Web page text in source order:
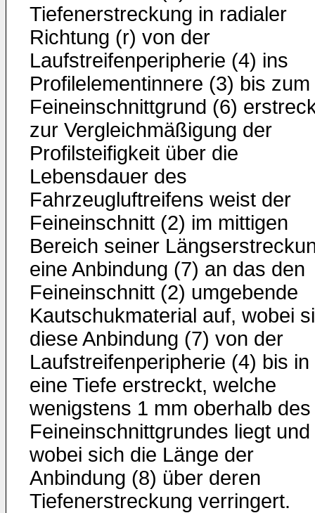
Tiefenerstreckung in radialer
Richtung (r) von der
Laufstreifenperipherie (4) ins
Profilelementinnere (3) bis zum
Feineinschnittgrund (6)
zur Vergleichmäßigung der
Profilsteifigkeit über die
Lebensdauer des
Fahrzeugluftreifens weist der
Feineinschnitt (2) im mittigen
Bereich seiner
eine Anbindung (7) an das den
Feineinschnitt (2) umgebende
Kautschukmaterial auf, wobei
diese Anbindung (7) von der
Laufstreifenperipherie (4) bis in
eine Tiefe erstreckt, welche
wenigstens 1 mm oberhalb des
Feineinschnittgrundes liegt und
wobei sich die Länge der
Anbindung (8) über deren
Tiefenerstreckung verringert.